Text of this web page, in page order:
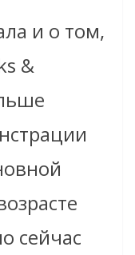
и о том,
&
сейчас